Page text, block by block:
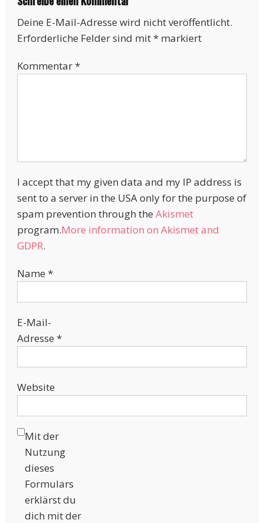
Deine E-Mail-Adresse wird nicht veröffentlicht.
Erforderliche Felder sind mit*markiert
Kommentar*
I accept that my given data and my IP address is
sent to a server in the USA only for the purpose of
spam prevention through the Akismet
program.More information on Akismet and
GDPR.
Name *
E-Mail-
Adresse *
Website
Mit der
Nutzung
dieses
Formulars
erklärst du
dich mit der